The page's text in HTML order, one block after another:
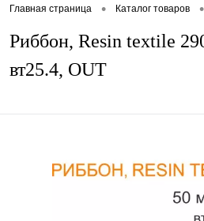
Главная страница • Каталог товаров •
Риббон, Resin textile
вт25.4, OUT